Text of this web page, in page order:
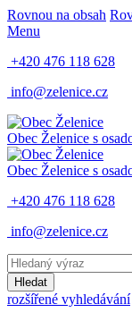
Rovnou na obsah
Menu
+420 476 118 628
info@zelenice.cz
Obec Želenice s
Obec Želenice s
+420 476 118 628
info@zelenice.cz
Hledat
rozšířené vyhledávání